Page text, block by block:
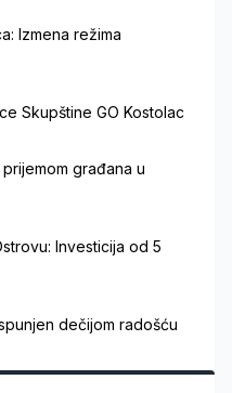
Izmena režima
Skupštine GO Kostolac
građana u
Investicija od 5
dečijom radošću